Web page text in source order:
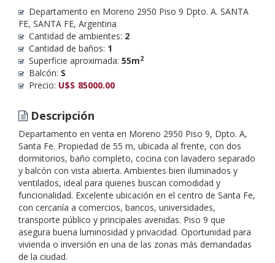
Departamento en Moreno 2950 Piso 9 Dpto. A. SANTA
FE, SANTA FE, Argentina
Cantidad de ambientes: 2
Cantidad de baños: 1
Superficie aproximada: 55m2
Balcón: S
Precio: U$S 85000.00
Descripción
Departamento en venta en Moreno 2950 Piso 9, Dpto. A,
Santa Fe. Propiedad de 55 m, ubicada al frente, con dos
dormitorios, baño completo, cocina con lavadero separado
y balcón con vista abierta. Ambientes bien iluminados y
ventilados, ideal para quienes buscan comodidad y
funcionalidad. Excelente ubicación en el centro de Santa Fe,
con cercanía a comercios, bancos, universidades,
transporte público y principales avenidas. Piso 9 que
asegura buena luminosidad y privacidad. Oportunidad para
vivienda o inversión en una de las zonas más demandadas
de la ciudad.